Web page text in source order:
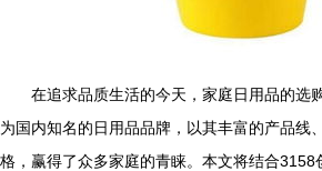
在追求品质生活的今天，家庭日用品的选
为国内知名的日用品品牌，以其丰富的产品线
格，赢得了众多家庭的青睐。本文将结合3158